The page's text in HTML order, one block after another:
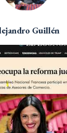
Guillén